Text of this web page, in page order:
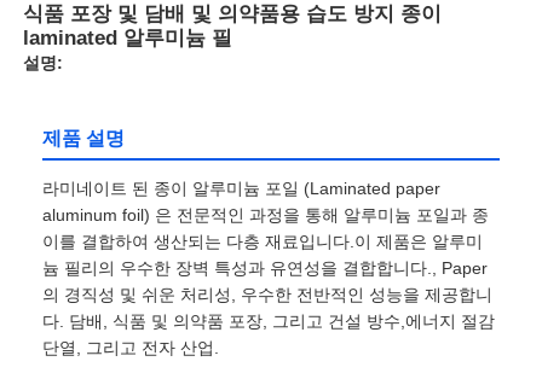
식품 포장 및 담배 및 의약품용 습도 방지 종이
laminated 알루미늄 필
설명:
제품 설명
라미네이트 된 종이 알루미늄 포일 (Laminated paper
aluminum foil) 은 전문적인 과정을 통해 알루미늄 포일과 종
이를 결합하여 생산되는 다층 재료입니다.이 제품은 알루미
늄 필리의 우수한 장벽 특성과 유연성을 결합합니다., Paper
의 경직성 및 쉬운 처리성, 우수한 전반적인 성능을 제공합니
다. 담배, 식품 및 의약품 포장, 그리고 건설 방수,에너지 절감
단열, 그리고 전자 산업.